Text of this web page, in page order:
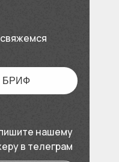
БРИФ
нашему
в телеграм